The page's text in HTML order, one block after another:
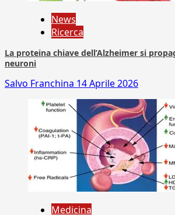
News
Ricerca
La proteina chiave dell’Alzheimer si
neuroni
Salvo Franchina 14 Aprile 2026
Medicina